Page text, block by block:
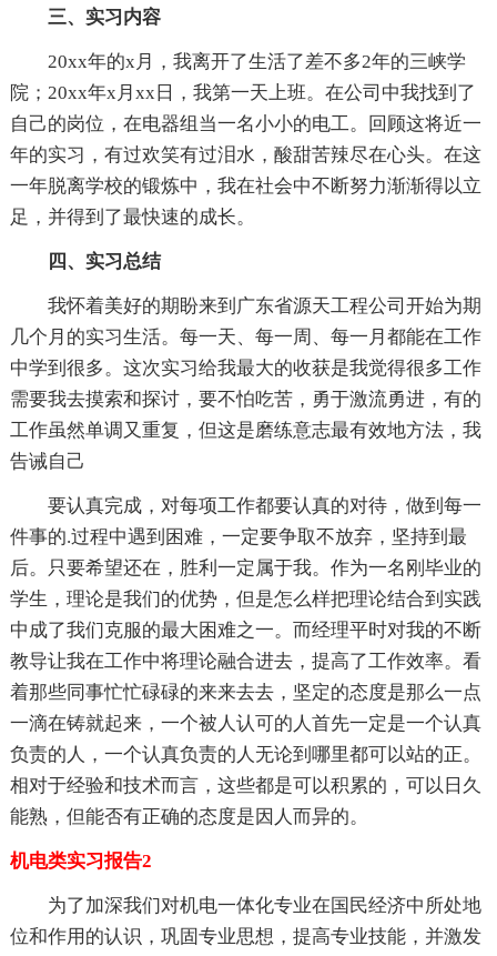
三、实习内容
20xx年的x月，我离开了生活了差不多2年的三峡学
院；20xx年x月xx日，我第一天上班。在公司中我找到了
自己的岗位，在电器组当一名小小的电工。回顾这将近一
年的实习，有过欢笑有过泪水，酸甜苦辣尽在心头。在这
一年脱离学校的锻炼中，我在社会中不断努力渐渐得以立
足，并得到了最快速的成长。
四、实习总结
我怀着美好的期盼来到广东省源天工程公司开始为期
几个月的实习生活。每一天、每一周、每一月都能在工作
中学到很多。这次实习给我最大的收获是我觉得很多工作
需要我去摸索和探讨，要不怕吃苦，勇于激流勇进，有的
工作虽然单调又重复，但这是磨练意志最有效地方法，我
告诫自己
要认真完成，对每项工作都要认真的对待，做到每一
件事的.过程中遇到困难，一定要争取不放弃，坚持到最
后。只要希望还在，胜利一定属于我。作为一名刚毕业的
学生，理论是我们的优势，但是怎么样把理论结合到实践
中成了我们克服的最大困难之一。而经理平时对我的不断
教导让我在工作中将理论融合进去，提高了工作效率。看
着那些同事忙忙碌碌的来来去去，坚定的态度是那么一点
一滴在铸就起来，一个被人认可的人首先一定是一个认真
负责的人，一个认真负责的人无论到哪里都可以站的正。
相对于经验和技术而言，这些都是可以积累的，可以日久
能熟，但能否有正确的态度是因人而异的。
机电类实习报告2
为了加深我们对机电一体化专业在国民经济中所处地
位和作用的认识，巩固专业思想，提高专业技能，并激发